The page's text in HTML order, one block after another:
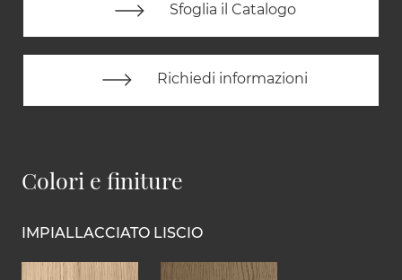
Sfoglia il Catalogo
Richiedi informazioni
Colori e finiture
IMPIALLACCIATO LISCIO